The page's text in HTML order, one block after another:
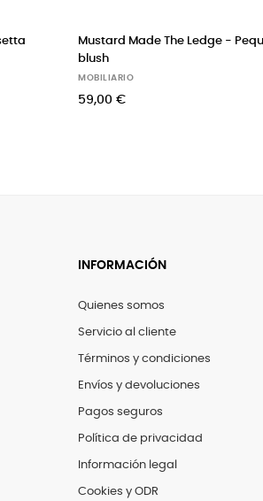
Mustard Made The Ledge - Pequeña
blush
MOBILIARIO
59,00 €
INFORMACIÓN
Quienes somos
Servicio al cliente
Términos y condiciones
Envíos y devoluciones
Pagos seguros
Política de privacidad
Información legal
Cookies y ODR